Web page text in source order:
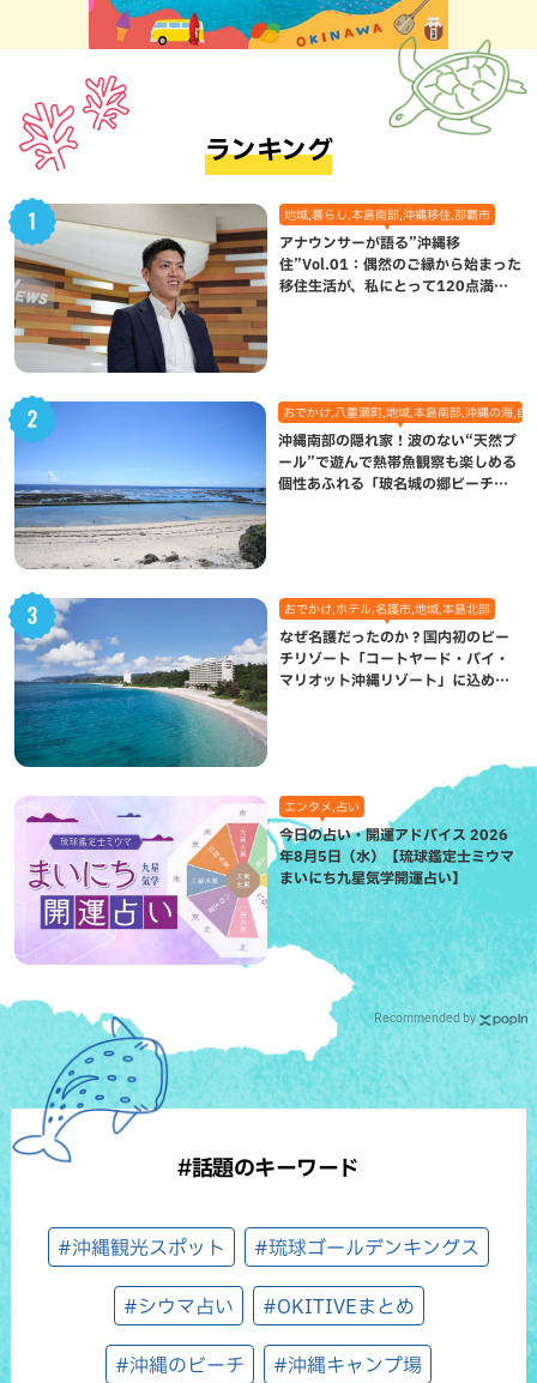
ランキング
地域,暮らし,本島南部,沖縄移住,那覇市
アナウンサーが語る”沖縄移
住”Vol.01：偶然のご縁から始まった
移住生活が、私にとって120点満点
おでかけ,八重瀬町,地域,本島南部,沖縄の海,自
沖縄南部の隠れ家！波のない“天然プ
ール”で遊んで熱帯魚観察も楽しめる
個性あふれる「玻名城の郷ビーチ」
おでかけ,ホテル,名護市,地域,本島北部
なぜ名護だったのか？国内初のビー
チリゾート「コートヤード・バイ・
マリオット沖縄リゾート」に込めら
エンタメ,占い
今日の占い・開運アドバイス 2026
年8月5日（水）【琉球鑑定士ミウマ
まいにち九星気学開運占い】
Recommended by
#話題のキーワード
#沖縄観光スポット #琉球ゴールデンキングス
#シウマ占い #OKITIVEまとめ
#沖縄のビーチ #沖縄キャンプ場